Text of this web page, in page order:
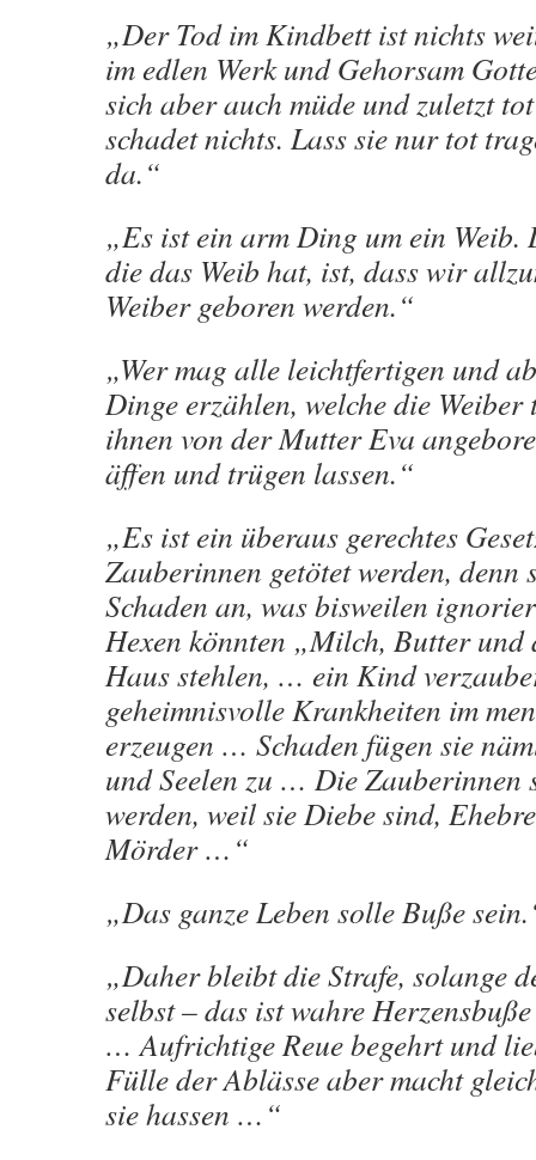
„Der Tod im Kindbett ist nichts
im edlen Werk und Gehorsam
sich aber auch müde und zuletzt
schadet nichts. Lass sie nur tot
da.“
„Es ist ein arm Ding um ein Weib.
die das Weib hat, ist, dass wir
Weiber geboren werden.“
„Wer mag alle leichtfertigen und
Dinge erzählen, welche die Weiber
ihnen von der Mutter Eva
äffen und trügen lassen.“
„Es ist ein überaus gerechtes
Zauberinnen getötet werden, denn
Schaden an, was bisweilen
Hexen könnten „Milch, Butter und
Haus stehlen, … ein Kind
geheimnisvolle Krankheiten im
erzeugen … Schaden fügen sie
und Seelen zu … Die Zauberinnen
werden, weil sie Diebe sind,
Mörder …“
„Das ganze Leben solle Buße
„Daher bleibt die Strafe, solange
selbst – das ist wahre
… Aufrichtige Reue begehrt und
Fülle der Ablässe aber macht
sie hassen …“